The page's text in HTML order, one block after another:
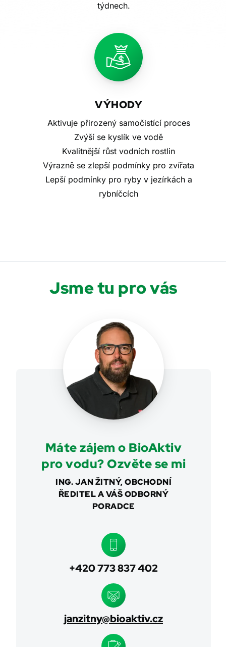
týdnech.
VÝHODY
Aktivuje přirozený samočistící proces
Zvýší se kyslík ve vodě
Kvalitnější růst vodních rostlin
Výrazně se zlepší podmínky pro zvířata
Lepší podmínky pro ryby v jezírkách a
rybníčcích
Jsme tu pro vás
Máte zájem o BioAktiv
pro vodu? Ozvěte se mi
ING. JAN ŽITNÝ, OBCHODNÍ
ŘEDITEL A VÁŠ ODBORNÝ
PORADCE
+420 773 837 402
janzitny@bioaktiv.cz